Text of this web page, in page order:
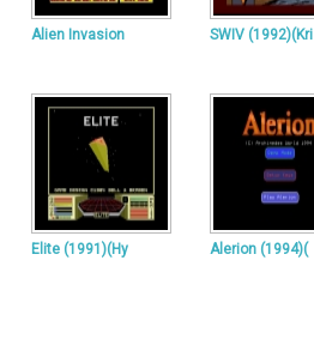
Alien Invasion SWIV (1992)(Kri
Elite (1991)(Hy Alerion (1994)(